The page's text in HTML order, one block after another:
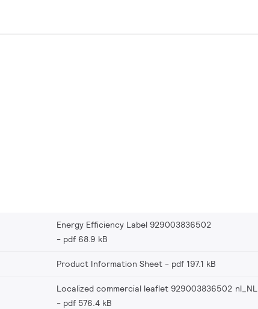
Energy Efficiency Label 929003836502
pdf 68.9 kB
Product Information Sheet pdf 197.1 kB
Localized commercial leaflet 929003836502 nl_NL
pdf 576.4 kB